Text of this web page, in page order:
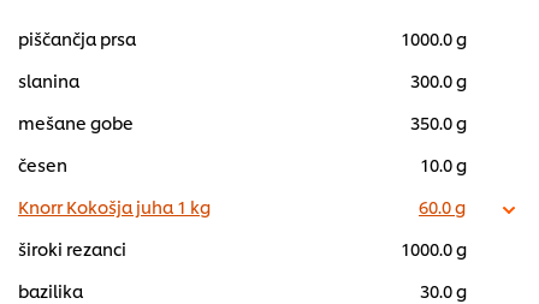
piščančja prsa
1000.0 g
slanina
300.0 g
mešane gobe
350.0 g
česen
10.0 g
Knorr Kokošja juha 1 kg
60.0 g
široki rezanci
1000.0 g
bazilika
30.0 g